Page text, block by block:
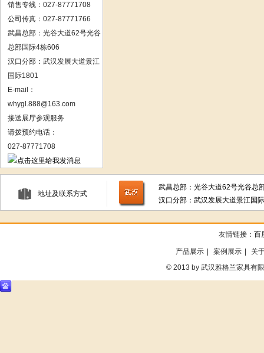
销售专线：027-87771708
公司传真：027-87771766
武昌总部： 光谷大道62号光谷
总部国际4栋606
汉口分部：武汉发展大道景江
国际1801
E-mail：
whygl.888@163.com
接送展厅参观服务
请拨预约电话：
027-87771708
地址及联系方式
武昌总部：光谷大道62号光谷总
汉口分部：武汉发展大道景江国
友情链接： 百
产品展示 案例展示
关
© 2013 by 武汉雅格兰家具有